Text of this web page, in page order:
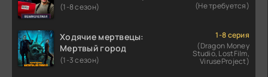
(1-8 сезон)
(Не требуется)
Ходячие мертвецы:
Мертвый город
(1-3 сезон)
1-8 серия
(Dragon Money
Studio, LostFilm,
ViruseProject)